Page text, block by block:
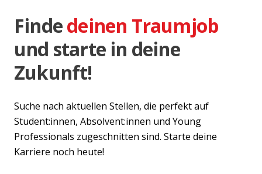
Findedeinen Traumjob
und starte in deine
Zukunft!
Suche nach aktuellen Stellen, die perfekt auf
Student:innen, Absolvent:innen und Young
Professionals zugeschnitten sind. Starte deine
Karriere noch heute!